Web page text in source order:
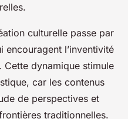
culturelle passe par
encouragent l’inventivité
dynamique stimule
car les contenus
de perspectives et
traditionnelles.